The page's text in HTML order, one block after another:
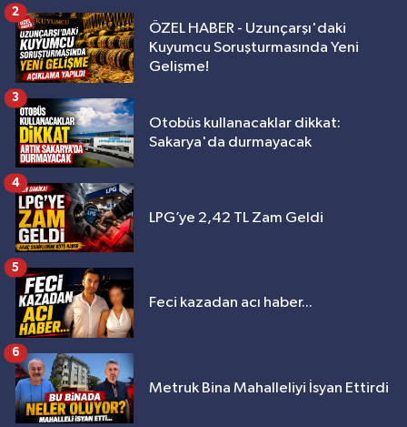
ÖZEL HABER - Uzunçarşı'daki
Kuyumcu Soruşturmasında Yeni
Gelişme!
2
Otobüs kullanacaklar dikkat:
Sakarya'da durmayacak
3
LPG’ye 2,42 TL Zam Geldi
4
Feci kazadan acı haber...
5
Metruk Bina Mahalleliyi İsyan Ettirdi
6